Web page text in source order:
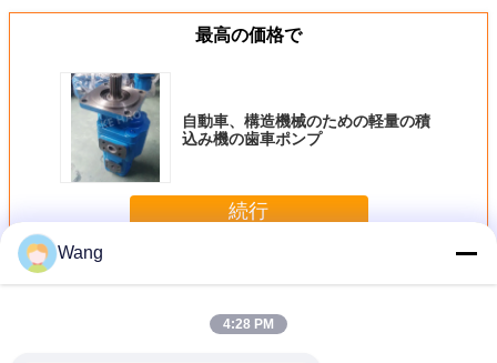
最高の価格で
自動車、構造機械のための軽量の積
込み機の歯車ポンプ
続行
多く積込み機の歯車ポンプ
Wang
4:28 PM